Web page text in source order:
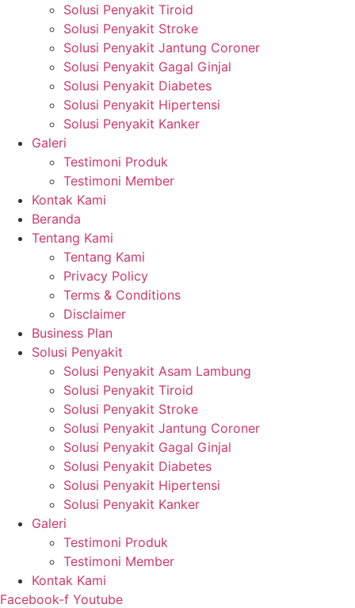
Solusi Penyakit Tiroid
Solusi Penyakit Stroke
Solusi Penyakit Jantung Coroner
Solusi Penyakit Gagal Ginjal
Solusi Penyakit Diabetes
Solusi Penyakit Hipertensi
Solusi Penyakit Kanker
Galeri
Testimoni Produk
Testimoni Member
Kontak Kami
Beranda
Tentang Kami
Tentang Kami
Privacy Policy
Terms & Conditions
Disclaimer
Business Plan
Solusi Penyakit
Solusi Penyakit Asam Lambung
Solusi Penyakit Tiroid
Solusi Penyakit Stroke
Solusi Penyakit Jantung Coroner
Solusi Penyakit Gagal Ginjal
Solusi Penyakit Diabetes
Solusi Penyakit Hipertensi
Solusi Penyakit Kanker
Galeri
Testimoni Produk
Testimoni Member
Kontak Kami
Facebook-f Youtube